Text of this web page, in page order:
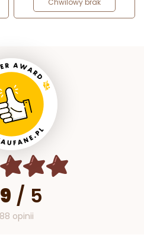
Chwilowy brak
/ 5
opinii